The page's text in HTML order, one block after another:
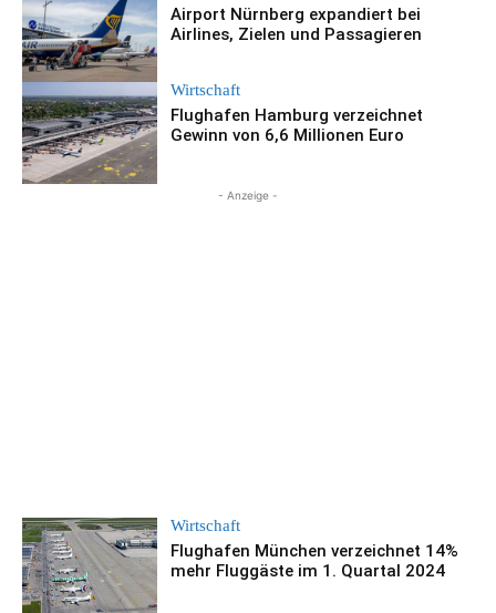
Airport Nürnberg expandiert bei
Airlines, Zielen und Passagieren
Wirtschaft
Flughafen Hamburg verzeichnet
Gewinn von 6,6 Millionen Euro
- Anzeige -
Wirtschaft
Flughafen München verzeichnet 14%
mehr Fluggäste im 1. Quartal 2024